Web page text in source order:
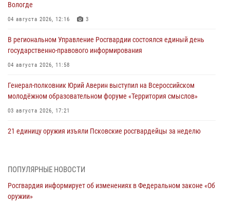
Вологде
04 августа 2026, 12:16 3
В региональном Управление Росгвардии состоялся единый день
государственно-правового информирования
04 августа 2026, 11:58
Генерал-полковник Юрий Аверин выступил на Всероссийском
молодёжном образовательном форуме «Территория смыслов»
03 августа 2026, 17:21
21 единицу оружия изъяли Псковские росгвардейцы за неделю
Росгвардейцы принимают участие в обеспечении общественной
02 августа 2026, 13:28
ПОПУЛЯРНЫЕ НОВОСТИ
Росгвардия информирует об изменениях в Федеральном законе «Об
оружии»